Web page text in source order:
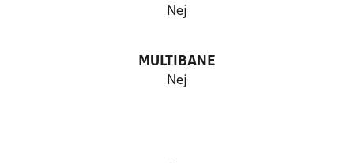
Nej
MULTIBANE
Nej